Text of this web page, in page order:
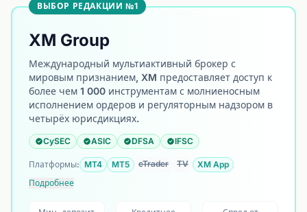
ВЫБОР РЕДАКЦИИ №1
XM Group
Международный мультиактивный брокер с
мировым признанием, XM предоставляет доступ к
более чем 1 000 инструментам с молниеносным
исполнением ордеров и регуляторным надзором в
четырёх юрисдикциях.
CySEC ASIC DFSA IFSC
Платформы: MT4 MT5 cTrader TV
XM App
Подробнее